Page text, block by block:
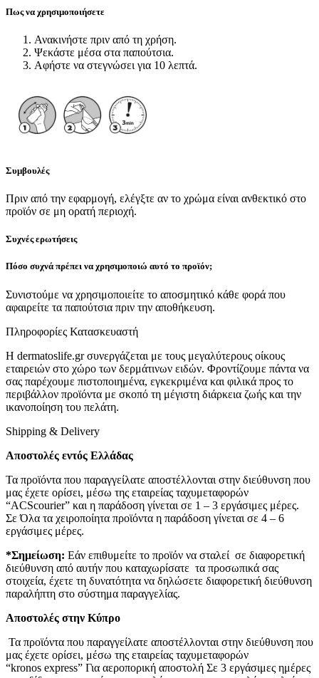
Πως να χρησιμοποιήσετε
Ανακινήστε πριν από τη χρήση.
Ψεκάστε μέσα στα παπούτσια.
Αφήστε να στεγνώσει για 10 λεπτά.
Συμβουλές
Πριν από την εφαρμογή, ελέγξτε αν το χρώμα είναι ανθεκτικό στο
προϊόν σε μη ορατή περιοχή.
Συχνές ερωτήσεις
Πόσο συχνά πρέπει να χρησιμοποιώ αυτό το προϊόν;
Συνιστούμε να χρησιμοποιείτε το αποσμητικό κάθε φορά που
αφαιρείτε τα παπούτσια πριν την αποθήκευση.
Πληροφορίες Κατασκευαστή
Η dermatoslife.gr συνεργάζεται με τους μεγαλύτερους οίκους
εταιρειών στο χώρο των δερμάτινων ειδών. Φροντίζουμε πάντα να
σας παρέχουμε πιστοποιημένα, εγκεκριμένα και φιλικά προς το
περιβάλλον προϊόντα με σκοπό τη μέγιστη διάρκεια ζωής και την
ικανοποίηση του πελάτη.
Shipping & Delivery
Αποστολές εντός Ελλάδας
Τα προϊόντα που παραγγείλατε αποστέλλονται στην διεύθυνση που
μας έχετε ορίσει, μέσω της εταιρείας ταχυμεταφορών
“ACScourier” και η παράδοση γίνεται σε 1 – 3 εργάσιμες μέρες.
Σε Όλα τα χειροποίητα προϊόντα η παράδοση γίνεται σε 4 – 6
εργάσιμες μέρες.
*Σημείωση: Εάν επιθυμείτε το προϊόν να σταλεί σε διαφορετική
διεύθυνση από αυτήν που καταχωρίσατε τα προσωπικά σας
στοιχεία, έχετε τη δυνατότητα να δηλώσετε διαφορετική διεύθυνση
παραλήπτη στο σύστημα παραγγελίας.
Αποστολές στην Κύπρο
Τα προϊόντα που παραγγείλατε αποστέλλονται στην διεύθυνση που
μας έχετε ορίσει, μέσω της εταιρείας ταχυμεταφορών
“kronos express” Για αεροπορική αποστολή Σε 3 εργάσιμες ημέρες